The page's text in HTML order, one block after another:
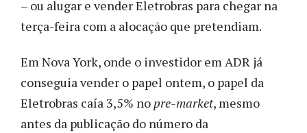
– ou alugar e vender Eletrobras para chegar na
terça-feira com a alocação que pretendiam.
Em Nova York, onde o investidor em ADR já
conseguia vender o papel ontem, o papel da
Eletrobras caía 3,5% no pre-market, mesmo
antes da publicação do número da